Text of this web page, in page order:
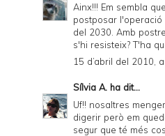
Ainx!!! Em sembla
postposar l'operació
del 2030. Amb
s'hi resisteix? T'ha
15 d’abril del 2010,
Sílvia A. ha dit...
Uf!! nosaltres
digerir però em
segur que té més